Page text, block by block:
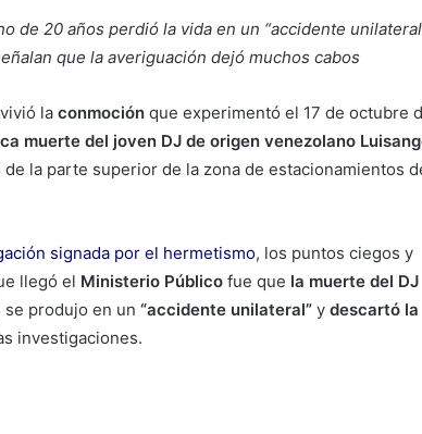
de 20 años perdió la vida en un “accidente
que la averiguación dejó muchos cabos
la conmoción que experimentó el 17 de octubre
muerte del joven DJ de origen venezolano
la parte superior de la zona de estacionamientos
signada por el hermetismo, los puntos ciegos y
llegó el Ministerio Público fue que la muerte del DJ
produjo en un “accidente unilateral” y descartó la
investigaciones.